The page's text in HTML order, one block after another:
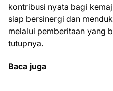
kontribusi nyata bagi
siap bersinergi dan
melalui pemberitaan yang
tutupnya.
Baca juga